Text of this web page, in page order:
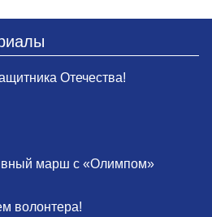
Отечества!
марш с «Олимпом»
волонтера!